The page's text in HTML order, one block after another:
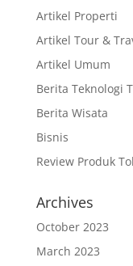
Artikel Properti
Artikel Tour &
Artikel Umum
Berita Teknologi
Berita Wisata
Bisnis
Review Produk
Archives
October 2023
March 2023